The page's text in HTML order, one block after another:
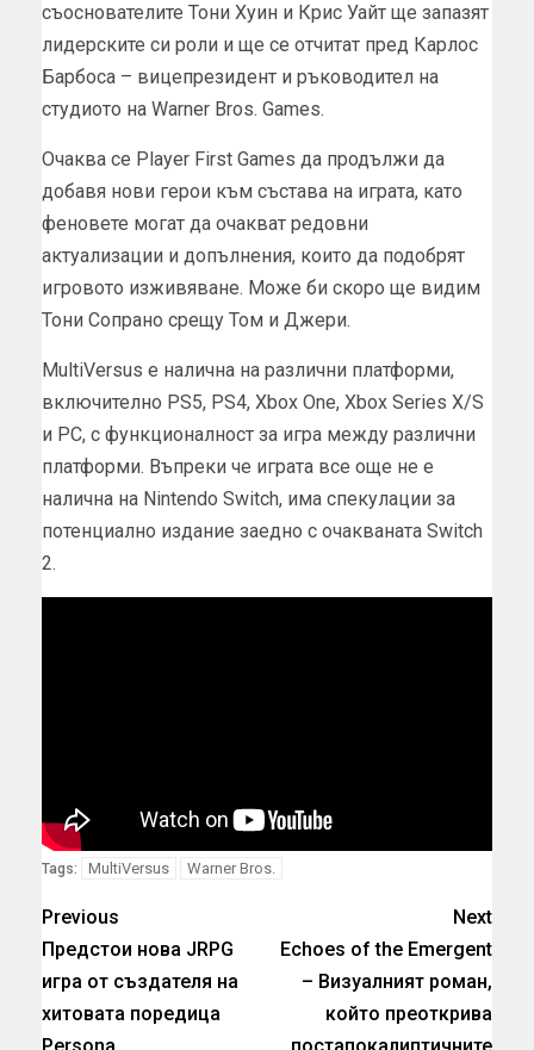
съоснователите Тони Хуин и Крис Уайт ще запазят
лидерските си роли и ще се отчитат пред Карлос
Барбоса – вицепрезидент и ръководител на
студиото на Warner Bros. Games.
Очаква се Player First Games да продължи да
добавя нови герои към състава на играта, като
феновете могат да очакват редовни
актуализации и допълнения, които да подобрят
игровото изживяване. Може би скоро ще видим
Тони Сопрано срещу Том и Джери.
MultiVersus е налична на различни платформи,
включително PS5, PS4, Xbox One, Xbox Series X/S
и PC, с функционалност за игра между различни
платформи. Въпреки че играта все още не е
налична на Nintendo Switch, има спекулации за
потенциално издание заедно с очакваната Switch
2.
Tags: MultiVersus Warner Bros.
Previous
Предстои нова JRPG
игра от създателя на
хитовата поредица
Next
Echoes of the Emergent
– Визуалният роман,
който преоткрива